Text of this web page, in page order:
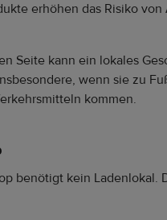
erhöhen das Risiko
Seite kann ein lokales
wenn sie zu
kommen.
benötigt kein Ladenlokal.